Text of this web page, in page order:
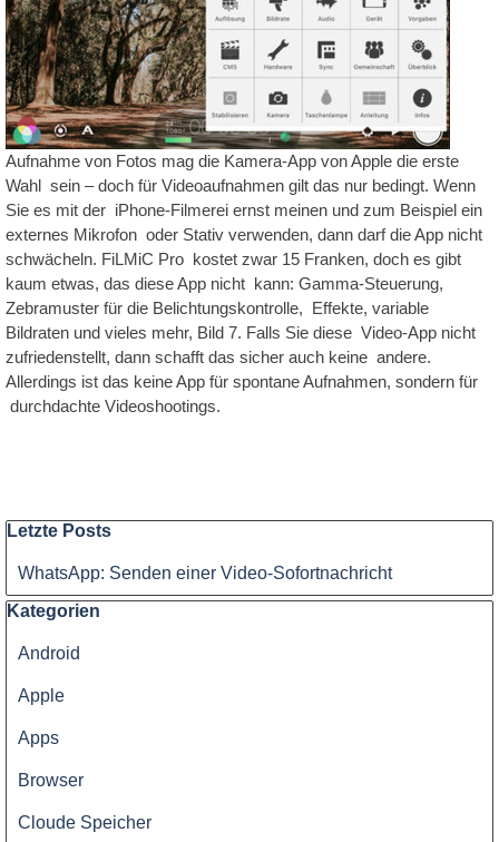
Aufnahme von Fotos mag die Kamera-App von Apple die erste
Wahl sein – doch für Videoaufnahmen gilt das nur bedingt. Wenn
Sie es mit der iPhone-Filmerei ernst meinen und zum Beispiel ein
externes Mikrofon oder Stativ verwenden, dann darf die App nicht
schwächeln. FiLMiC Pro kostet zwar 15 Franken, doch es gibt
kaum etwas, das diese App nicht kann: Gamma-Steuerung,
Zebramuster für die Belichtungskontrolle, Effekte, variable
Bildraten und vieles mehr, Bild 7. Falls Sie diese Video-App nicht
zufriedenstellt, dann schafft das sicher auch keine andere.
Allerdings ist das keine App für spontane Aufnahmen, sondern für
durchdachte Videoshootings.
Block überspringen Letzte Posts
Letzte Posts
WhatsApp: Senden einer Video-Sofortnachricht
Block überspringen Kategorien
Kategorien
Android
Apple
Apps
Browser
Cloude Speicher